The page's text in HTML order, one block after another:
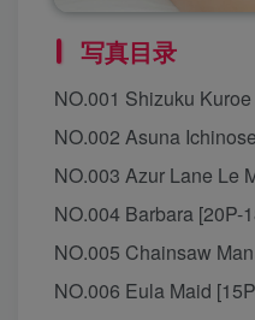
写真目录
NO.001 Shizuku
NO.002 Asuna
NO.003 Azur Lane Le
NO.004 Barbara [20P-
NO.005 Chainsaw
NO.006 Eula Maid